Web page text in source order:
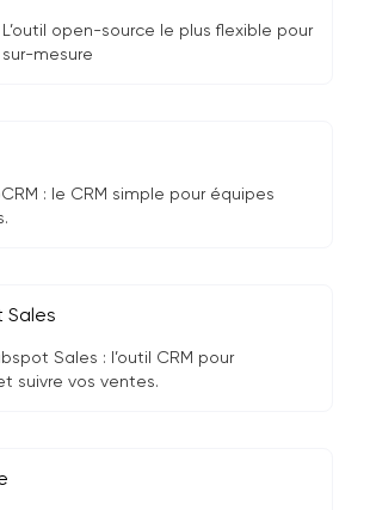
L’outil open-source le plus flexible pour
mesure
: le CRM simple pour équipes
Sales
Sales : l’outil CRM pour
suivre vos ventes.